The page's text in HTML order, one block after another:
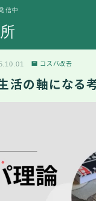
信中
コスパ改善
活の軸になる